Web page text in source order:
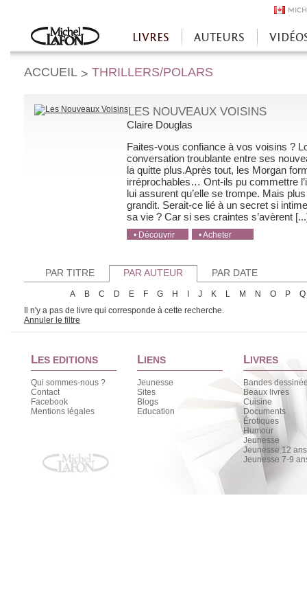
Accueil
LIVRES AUTEURS
ACCUEIL > THRILLERS/POLARS
LES NOUVEAUX VOISINS
Claire Douglas
Faites-vous confiance à vos voisins ?
conversation troublante entre ses
la quitte plus.Après tout, les Morgan
irréprochables… Ont-ils pu commettre
lui assurent qu’elle se trompe. Mais
grandit. Serait-ce lié à un secret si
sa vie ? Car si ses craintes s’avèrent
• Découvrir
• Acheter
• Acheter
PAR TITRE PAR AUTEUR PAR DATE
A B C D E F G H J K L M N O P
Q
Il n'y a pas de livre qui corresponde à cette recherche.
Annuler le filtre
LES EDITIONS
Qui sommes-nous ?
Contact
Facebook
Mentions légales
LIENS
Jeunesse
Sites
Blogs
Education
LIVRES
Bandes
Beaux livres
Cuisine
Documents
Érotiques
Humour
Jeunesse
Jeunesse 12
Jeunesse 7-9